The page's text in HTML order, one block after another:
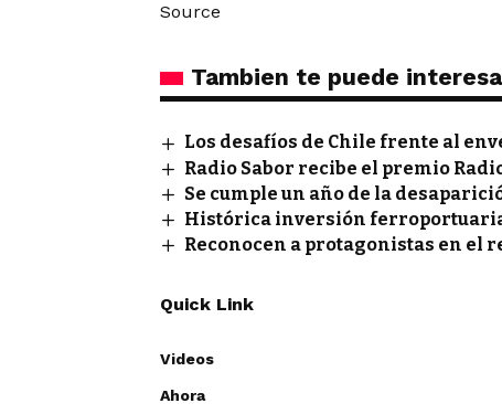
Source
Tambien te puede
Los desafíos de Chile frente al
Radio Sabor recibe el premio
Se cumple un año de la
Histórica inversión
Reconocen a protagonistas en el
Quick Link
Videos
Ahora